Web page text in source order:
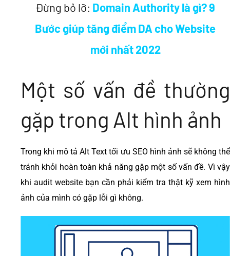
Đừng bỏ lỡ: Domain Authority là gì? 9
Bước giúp tăng điểm DA cho Website
mới nhất 2022
Một số vấn đề thường
gặp trong Alt hình ảnh
Trong khi mô tả Alt Text tối ưu SEO hình ảnh sẽ không thể
tránh khỏi hoàn toàn khả năng gặp một số vấn đề. Vì vậy
khi audit website bạn cần phải kiểm tra thật kỹ xem hình
ảnh của mình có gặp lỗi gì không.